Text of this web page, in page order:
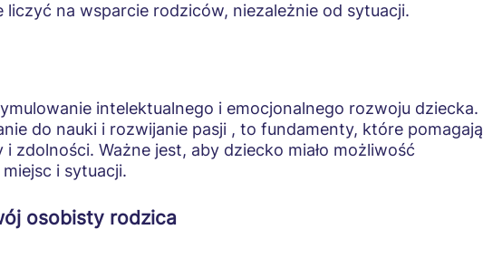
na wsparcie rodziców, niezależnie od sytuacji.
intelektualnego i emocjonalnego rozwoju dziecka.
do nauki i rozwijanie pasji , to fundamenty, które pomagają
zdolności. Ważne jest, aby dziecko miało możliwość
i sytuacji.
osobisty rodzica